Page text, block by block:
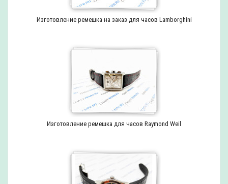
Изготовление ремешка на заказ для часов Lamborghini
Изготовление ремешка для часов Raymond Weil